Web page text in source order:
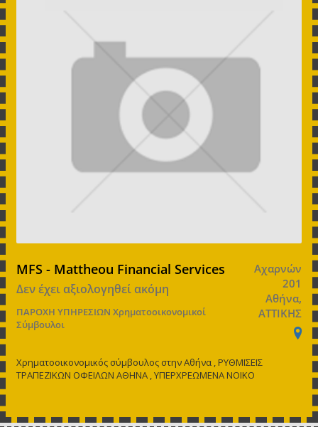
MFS - Mattheou Financial Services
Δεν έχει αξιολογηθεί ακόμη
ΠΑΡΟΧΗ ΥΠΗΡΕΣΙΩΝ Χρηματοοικονομικοί
Σύμβουλοι
Αχαρνών
201
Αθήνα,
ΑΤΤΙΚΗΣ
Χρηματοοικονομικός σύμβουλος στην Αθήνα , ΡΥΘΜΙΣΕΙΣ
ΤΡΑΠΕΖΙΚΩΝ ΟΦΕΙΛΩΝ ΑΘΗΝΑ , ΥΠΕΡΧΡΕΩΜΕΝΑ ΝΟΙΚΟ